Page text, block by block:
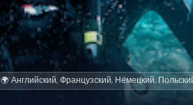
🌍 Английский, Французский, Немецкий,